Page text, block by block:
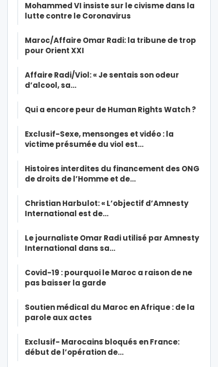
Mohammed VI insiste sur le civisme dans la
lutte contre le Coronavirus
Maroc/Affaire Omar Radi: la tribune de trop
pour Orient XXI
Affaire Radi/Viol: « Je sentais son odeur
d’alcool, sa…
Qui a encore peur de Human Rights Watch ?
Exclusif-Sexe, mensonges et vidéo : la
victime présumée du viol est…
Histoires interdites du financement des ONG
de droits de l’Homme et de…
Christian Harbulot: « L’objectif d’Amnesty
International est de…
Le journaliste Omar Radi utilisé par Amnesty
International dans sa…
Covid-19 : pourquoi le Maroc a raison de ne
pas baisser la garde
Soutien médical du Maroc en Afrique : de la
parole aux actes
Exclusif- Marocains bloqués en France:
début de l’opération de…